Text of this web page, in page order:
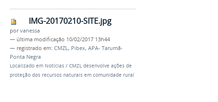
IMG-20170210-SITE.jpg
porvanessa
— última modificação 10/02/2017 13h44
— registrado em: CMZL, Pibex, APA- Tarumã-
Ponta Negra
Localizado em Notícias / CMZL desenvolve ações de
proteção dos recursos naturais em comunidade rural